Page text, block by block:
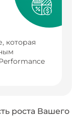
которая
роста Вашего